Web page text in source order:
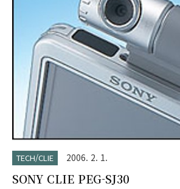
듀오」 기록 방식 ATRAC3 방식, MP3 방식
시간 *4 ATRAC3 약 120분 (bit rate 132
rate 105 kbps) 약 240분 (bit rate 66
rate 256 k..
TECH/CLIE 2006. 2. 1.
SONY CLIE PEG-SJ30